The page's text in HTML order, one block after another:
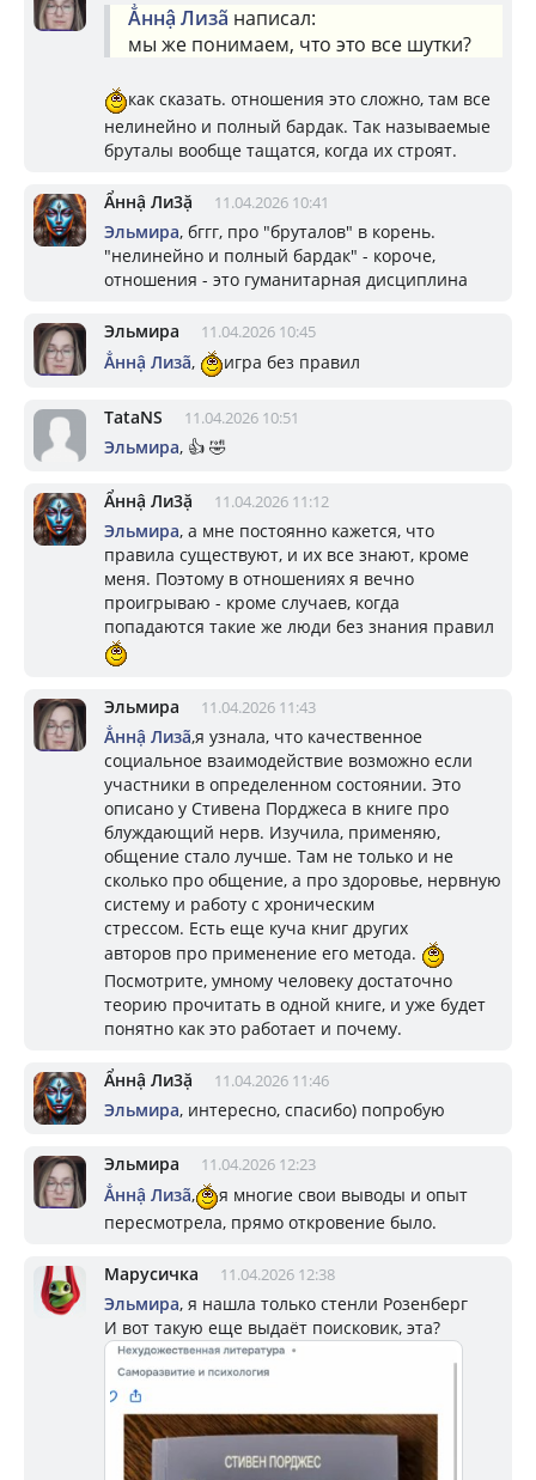
Ẳннậ Лизã написал:
мы же понимаем, что это все шутки?
как сказать. отношения это сложно, там все
нелинейно и полный бардак. Так называемые
бруталы вообще тащатся, когда их строят.
Ẩннậ Ли3ặ 11.04.2026 10:41
Эльмира, бггг, про "бруталов" в корень.
"нелинейно и полный бардак" - короче,
отношения - это гуманитарная дисциплина
Эльмира 11.04.2026 10:45
Ẳннậ Лизã, игра без правил
TataNS 11.04.2026 10:51
Эльмира, 👍 🤣
Ẩннậ Ли3ặ 11.04.2026 11:12
Эльмира, а мне постоянно кажется, что
правила существуют, и их все знают, кроме
меня. Поэтому в отношениях я вечно
проигрываю - кроме случаев, когда
попадаются такие же люди без знания правил
Эльмира 11.04.2026 11:43
Ẳннậ Лизã,я узнала, что качественное
социальное взаимодействие возможно если
участники в определенном состоянии. Это
описано у Стивена Порджеса в книге про
блуждающий нерв. Изучила, применяю,
общение стало лучше. Там не только и не
сколько про общение, а про здоровье, нервную
систему и работу с хроническим
стрессом. Есть еще куча книг других
авторов про применение его метода.
Посмотрите, умному человеку достаточно
теорию прочитать в одной книге, и уже будет
понятно как это работает и почему.
Ẩннậ Ли3ặ 11.04.2026 11:46
Эльмира, интересно, спасибо) попробую
Эльмира 11.04.2026 12:23
Ẳннậ Лизã,
я многие свои выводы и опыт
пересмотрела, прямо откровение было.
Марусичка 11.04.2026 12:38
Эльмира, я нашла только стенли Розенберг
И вот такую еще выдаёт поисковик, эта?